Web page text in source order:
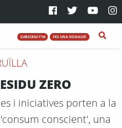
SUBSCRIU-T'HI FES UNA DONACIÓ
ZERO
i iniciatives porten a la
conscient', una